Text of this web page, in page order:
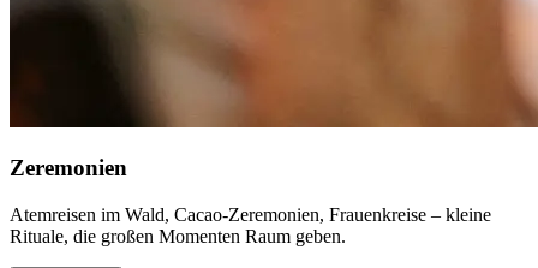
Zeremonien
Atemreisen im Wald, Cacao-Zeremonien, Frauenkreise – kleine
Rituale, die großen Momenten Raum geben.